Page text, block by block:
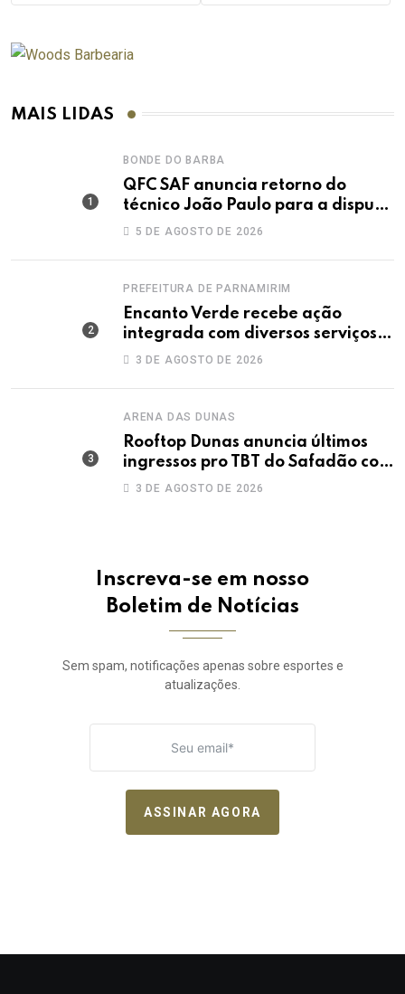
MAIS LIDAS
BONDE DO BARBA
QFC SAF anuncia retorno do
técnico João Paulo para a disputa
da elite do Campeonato Potiguar
5 DE AGOSTO DE 2026
PREFEITURA DE PARNAMIRIM
Encanto Verde recebe ação
integrada com diversos serviços
gratuitos à população
3 DE AGOSTO DE 2026
ARENA DAS DUNAS
Rooftop Dunas anuncia últimos
ingressos pro TBT do Safadão com
virada de lote nesta terça (04)
3 DE AGOSTO DE 2026
Inscreva-se em nosso
Boletim de Notícias
Sem spam, notificações apenas sobre esportes e
atualizações.
ASSINAR AGORA